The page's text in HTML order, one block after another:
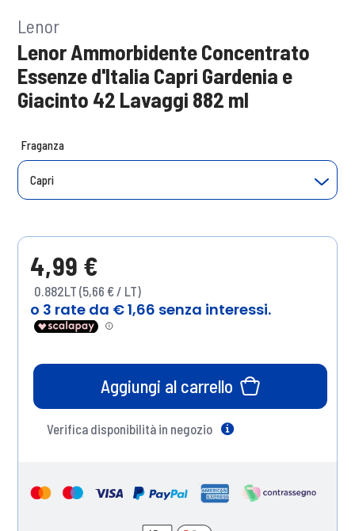
Lenor
Lenor Ammorbidente Concentrato
Essenze d'Italia Capri Gardenia e
Giacinto 42 Lavaggi 882 ml
Fraganza
Capri
4,99 €
0.882LT (5,66 € / LT)
Aggiungi al carrello
Verifica disponibilità in negozio